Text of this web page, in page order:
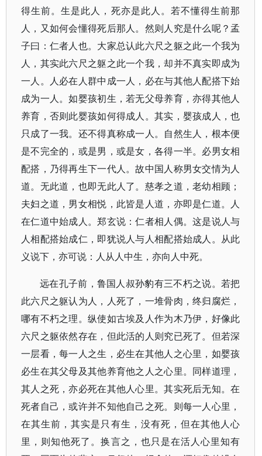
得生前。生是此人，死亦是此人。若不懂得生前那
人，又如何会懂得死后那人。然则人究是什么呢？孟
子曰：仁者人也。大家总认此六尺之躯之此一个我为
人，其实此六尺之躯之此一个我，却并不真实即成为
一人。人必在人群中成一人，必在与其他人配搭下始
成为一人。如婴孩初生，若无父母养育，亦得其他人
养育，否则此婴孩如何得成人。其实，婴孩成人，也
只成了一我。还不得真称成一人。自然生人，根本便
是不完全的，或是男，或是女，各得一半。必男女相
配搭，乃得再生下一代人。故中国人称男女交情为人
道。无此道，也即无此人了。慈孝之道，老幼相顾；
夫妇之道，男女相悦，此皆是人道，亦即是仁道。人
在仁道中始成人。郑玄说：仁者相人偶。这是说人与
人相配搭始成仁，即犹说人与人相配搭始成人。从此
义说下，亦可说：人从人中生，亦向人中死。
远在孔子前，鲁国人叔孙豹有三不朽之说。若把
此六尺之躯认为人，人死了，一堆骨肉，终归腐烂，
哪有不朽之理。纵使如古埃及人作为木乃伊，好像此
六尺之躯依然存在，但此活的人则究已死了。但若深
一层看，每一人之生，必生在其他人之心里，如婴孩
必生在其父母及其他养育他之人之心里。同样道理，
其人之死，亦必死在其他人心里。其实死后无知。在
死者自己，或许并不知他自己之死。则每一人心里，
在其生前，其实是只有生，没有死，但在其他人心
里，则知他死了。换言之，也只是在活人心里知有